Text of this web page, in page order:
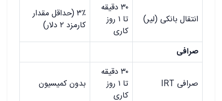
انتقال بانکی (لیر)
۳۰ دقیقه
تا ۱ روز
کاری
۳٪ (حداقل مقدار
کارمزد ۲ دلار)
صرافی
صرافی IRT
۳۰ دقیقه
تا ۱ روز
کاری
بدون کمیسیون